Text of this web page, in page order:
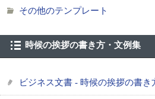
その他のテンプレート
時候の挨拶の書き方・文例集
ビジネス文書 - 時候の挨拶の書き